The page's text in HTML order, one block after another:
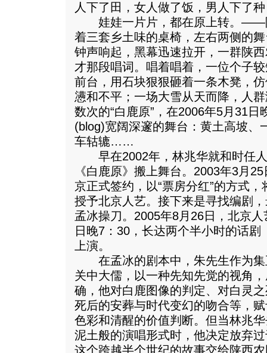
人下了田，女人做了饭，男人下了
娃娃一片片，都在原上转。——
着三套乡土味的桌椅，左右两侧的
钟声响起，黑幕迅速拉开，一群陕
才那段唱词。唱着唱着，一位个子
前台，用石块狠狠砸着一条木凳，
懑和不平；一场大雪从天而降，人
数次的“白鹿原”，在2006年5月31
(blog)宽阔深邃的舞台：黄土高坡、
车轱辘……
早在2002年，林兆华就和时任人
《白鹿原》搬上舞台。2003年3月
京正式签约，以“票房分红”的方式
授予北京人艺。接下来是寻找编剧
孟冰操刀。2005年8月26日，北京
日晚7：30，长达两个半小时的话
上演。
在孟冰的剧本中，朱先生作为集
关中大儒，以一种先知先觉的视角
确，他对白鹿图像的判定、对白灵
死后的安葬与时代变幻的吻合等，
色彩和清醒的价值判断。但当林兆
泥土般的演唱形式时，他决定放弃
这个跨越半个世纪的故事交给陕西